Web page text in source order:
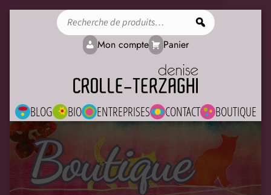
BLOG BIO ENTREPRISES CONTACT BOUTIQUE
Mon compte Panier
Boutique